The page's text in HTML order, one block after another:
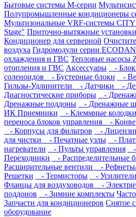
Бытовые системы M-серии
Полупромышленные кондиционеры
Мультизональные VRF-системы
Stage" Приточно-вытяжные
Кондиционер для серверной
воздуха Гидромодули серии
охлаждения и ГВС Тепловые насосы
отопления и ГВС Аксесcуары -
соленоидов
- Бустерные блоки -
Гильзы-Удлинители
- Датчики -
Диагностические приборы
-
Дренажные поддоны
- Дренажные
ИК Приемники
- Клеммные колодки
переноса блоков управления
-
- Корпусы для фильтров
-
для чистки
- Печатные узлы -
нагреватели
- Пульты управления
-
Переходники
- Распределительные
Расширительные вентили
- Рефнеты/
Решетки
- Термисторы -
Фланцы для воздуховодов
-
поддонов
- Зимние комплекты
Запчасти для кондиционеров Снятое
оборудование